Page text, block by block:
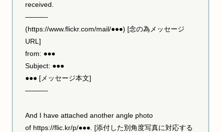
received.
———-
(https://www.flickr.com/mail/●●●) [念の為メッセージ
URL]
from: ●●●
Subject: ●●●
●●● [メッセージ本文]
———-
And I have attached another angle photo
of https://flic.kr/p/●●●. [添付した別角度写真に対応する